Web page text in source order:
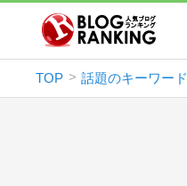
TOP 話題のキーワード